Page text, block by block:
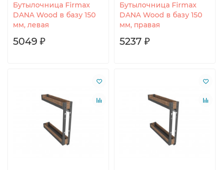
Бутылочница Firmax
DANA Wood в базу 150
мм, левая
5049 ₽
Бутылочница Firmax
DANA Wood в базу 150
мм, правая
5237 ₽